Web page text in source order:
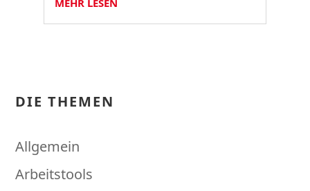
DIE THEMEN
Allgemein
Arbeitstools